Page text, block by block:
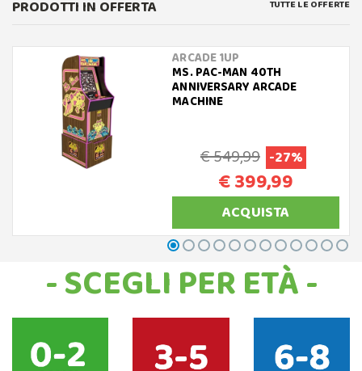
PRODOTTI IN OFFERTA TUTTE LE OFFERTE
ARCADE 1UP
MS. PAC-MAN 40TH
ANNIVERSARY ARCADE
MACHINE
€ 549,99 -27%
€ 399,99
ACQUISTA
- SCEGLI PER ETÀ -